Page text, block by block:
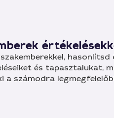
hasonlítsd
és tapasztalukat,
a számodra